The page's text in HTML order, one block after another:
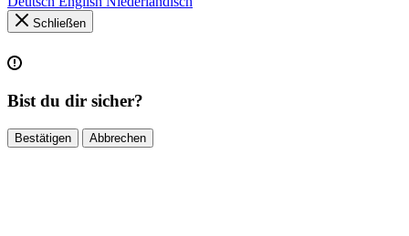
Schließen
Bist du dir sicher?
Bestätigen Abbrechen